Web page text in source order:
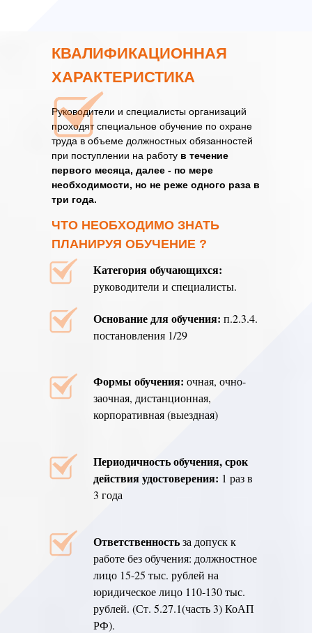
КВАЛИФИКАЦИОННАЯ
ХАРАКТЕРИСТИКА
Руководители и специалисты организаций
проходят специальное обучение по охране
труда в объеме должностных обязанностей
при поступлении на работу в течение
первого месяца, далее - по мере
необходимости, но не реже одного раза в
три года.
ЧТО НЕОБХОДИМО ЗНАТЬ
ПЛАНИРУЯ ОБУЧЕНИЕ ?
Ответственностьза допуск к
работе без обучения: должностное
лицо 15-25 тыс. рублей на
юридическое лицо 110-130 тыс.
рублей. (Ст. 5.27.1(часть 3) КоАП
РФ).
Основание для обучения: п.2.3.4.
постановления 1/29
Категория обучающихся:
руководители и специалисты.
Формы обучения: очная, очно-
заочная, дистанционная,
корпоративная (выездная)
Периодичность обучения, срок
действия удостоверения: 1 раз в
3 года